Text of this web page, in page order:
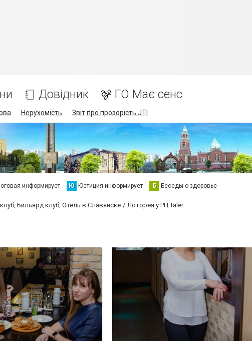
Довідник ГО Має сенс
Нерухомість Звіт про прозорість JTI
информирует Ю Юстиция информирует Б Беседы о здоровье
Бильярд клуб, Отель в Славянске Лоторея у РЦ Taler